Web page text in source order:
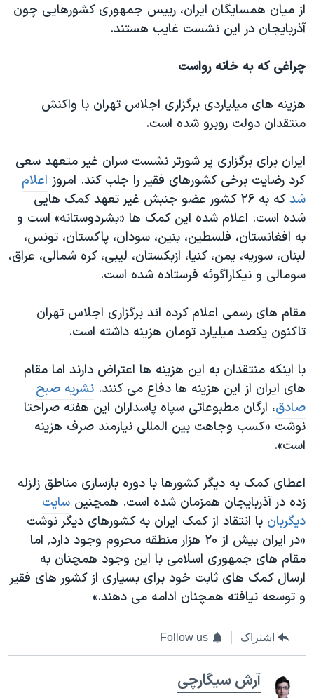
از میان همسایگان ایران، رییس جمهوری کشورهایی چون
آذربایجان در این نشست غایب هستند.
چراغی که به خانه رواست
هزینه های میلیاردی برگزاری اجلاس تهران با واکنش
منتقدان دولت روبرو شده است.
ایران برای برگزاری پر شورتر نشست سران غیر متعهد سعی
کرد رضایت برخی کشورهای فقیر را جلب کند. امروز اعلام
شد
که به ۲۶ کشور عضو جنبش غیر تعهد کمک هایی
شده است. اعلام شده این کمک ها «بشردوستانه» است و
به افغانستان، فلسطین، بنین، سودان، پاکستان، تونس،
لبنان، سوریه، یمن، کنیا، ازبکستان، لیبی، کره شمالی، عراق،
سومالی و نیکاراگوئه فرستاده شده است.
مقام های رسمی اعلام کرده اند برگزاری اجلاس تهران
تاکنون یکصد میلیارد تومان هزینه داشته است.
با اینکه منتقدان به این هزینه ها اعتراض دارند اما مقام
های ایران از این هزینه ها دفاع می کنند. نشریه صبح
صادق، ارگان مطبوعاتی سپاه پاسداران این هفته صراحتا
نوشت «کسب وجاهت بین المللی نیازمند صرف هزینه
است».
اعطای کمک به دیگر کشورها با دوره بازسازی مناطق زلزله
زده در آذربایجان همزمان شده است. همچنین سایت
دیگربان با انتقاد از کمک ایران به کشورهای دیگر نوشت
«در ایران بیش از ۲۰ هزار منطقه محروم وجود دارد٬ اما
مقام های جمهوری اسلامی با این وجود همچنان به
ارسال کمک های ثابت خود برای بسیاری از کشور های فقیر
و توسعه نیافته همچنان ادامه می دهند.»
اشتراک Follow us
آرش سيگارچی